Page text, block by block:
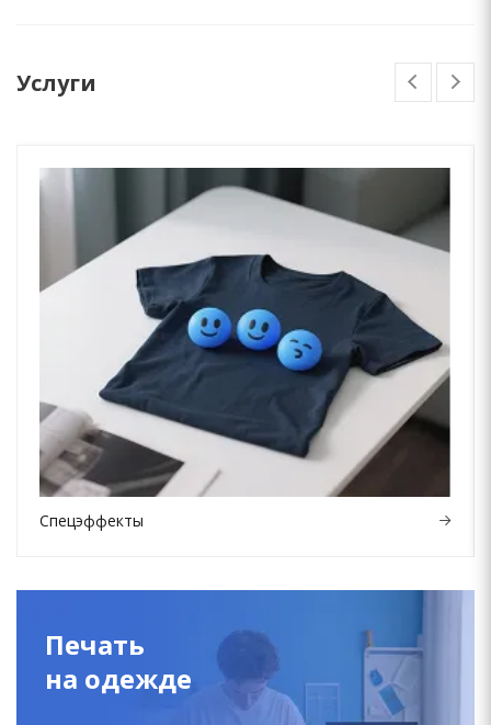
Услуги
Спецэффекты
Печать
на одежде